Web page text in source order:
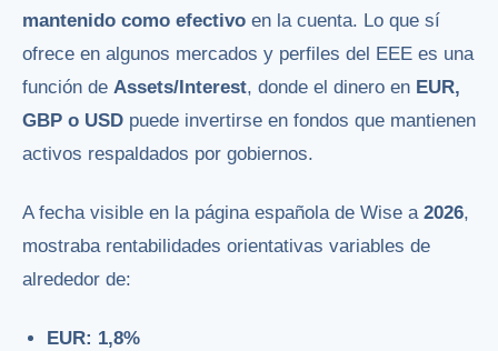
mantenido como efectivo en la cuenta. Lo que sí
ofrece en algunos mercados y perfiles del EEE es una
función de Assets/Interest, donde el dinero en EUR,
GBP o USD puede invertirse en fondos que mantienen
activos respaldados por gobiernos.
A fecha visible en la página española de Wise a 2026,
mostraba rentabilidades orientativas variables de
alrededor de:
EUR: 1,8%